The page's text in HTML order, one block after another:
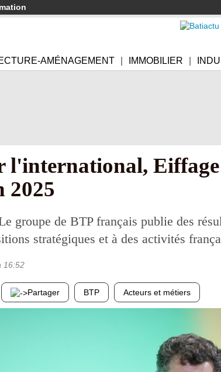
AMÉNAGEMENT IMMOBILIER
l'international, Eiffage
2025
groupe de BTP français publie des
stratégiques et à des activités
16:52
Partager BTP Acteurs et métiers